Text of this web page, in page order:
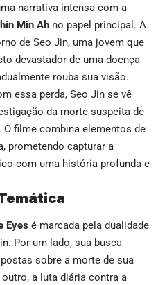
narrativa intensa com a
Min Ah no papel principal. A
de Seo Jin, uma jovem que
devastador de uma doença
rouba sua visão.
essa perda, Seo Jin se vê
da morte suspeita de
O filme combina elementos de
prometendo capturar a
com uma história profunda e
Eyes é marcada pela dualidade
Por um lado, sua busca
sobre a morte de sua
a luta diária contra a